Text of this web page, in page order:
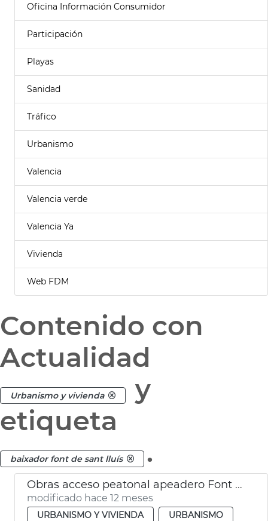
Oficina Información Consumidor
Participación
Playas
Sanidad
Tráfico
Urbanismo
Valencia
Valencia verde
Valencia Ya
Vivienda
Web FDM
Contenido con
Actualidad
Urbanismo y vivienda
y
etiqueta
baixador font de sant lluís .
Obras acceso peatonal apeadero Font de Sant Lluís
modificado hace 12 meses
URBANISMO Y VIVIENDA
URBANISMO